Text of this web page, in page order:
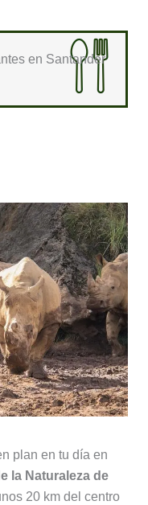
en Santander
plan en tu día en
la Naturaleza de
20 km del centro